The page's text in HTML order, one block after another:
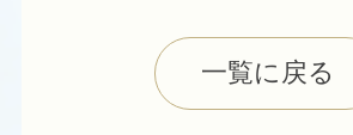
一覧に戻る